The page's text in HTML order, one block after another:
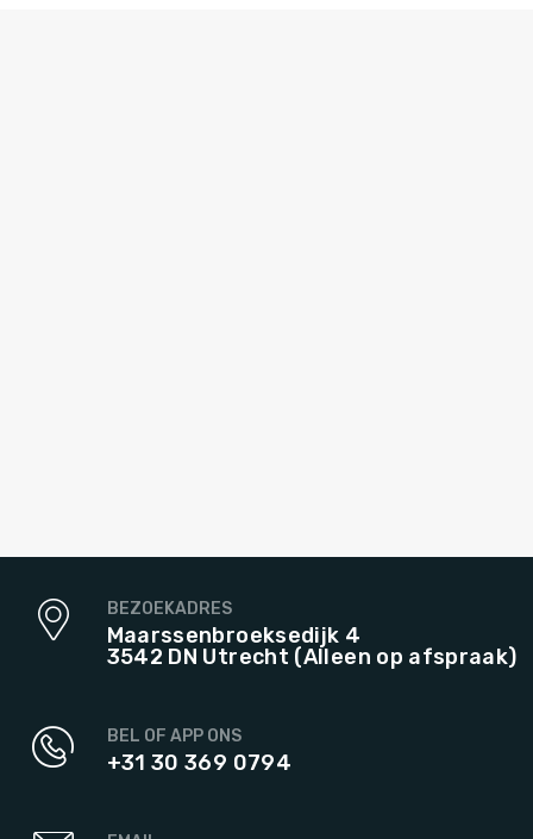
BEZOEKADRES
Maarssenbroeksedijk 4
3542 DN Utrecht (Alleen op afspraak)
BEL OF APP ONS
+31 30 369 0794